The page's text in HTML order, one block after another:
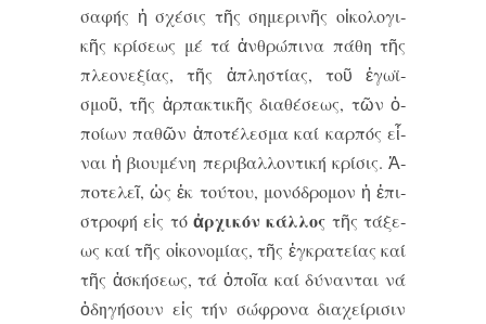
σα­φής ἡ σχέ­σις τῆς ση­με­ρι­νῆς οἰ­κο­λο­γι­
κῆς κρί­σε­ως μέ τά ἀν­θρω­́­πι­να πα­́­θη τῆς
πλε­ο­νε­ξι­́­ας, τῆς ἀ­πλη­στι­́­ας, τοῦ ἐ­γω­ϊ­
σμοῦ, τῆς ἁρ­πα­κτι­κῆς δι­α­θέ­σε­ως, τῶν ὁ­
ποί­ων πα­θῶν ἀ­πο­τέ­λε­σμα καί καρ­πός εἶ­
ναι ἡ βι­ου­μέ­νη πε­ρι­βαλ­λον­τι­κή κρί­σις. Ἀ­
πο­τε­λεῖ, ὡς ἐκ τού­του, μο­νό­δρο­μον ἡ ἐ­πι­
στρο­φή εἰς τό ἀρ­χι­κόν κάλ­λος τῆς τά­ξε­
ως καί τῆς οἰ­κο­νο­μί­ας, τῆς ἐγ­κρα­τεί­ας καί
τῆς ἀ­σκή­σε­ως, τά ὁ­ποῖ­α καί δύ­ναν­ται νά
ὁ­δη­γή­σουν εἰς τήν σώ­φρο­να δι­α­χεί­ρι­σιν